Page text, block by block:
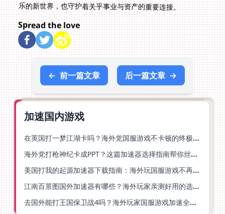
乐的新世界，也守护着关乎事业与资产的重要连接。
Spread the love
← 前一篇文章 后一篇文章 →
加速国内游戏
在英国打一梦江湖卡吗？海外党国服游戏不卡顿的终极解法
海外党打枪神纪卡成PPT？这篇加速器选择指南帮你丝滑上分
美国打我的起源加速器下载指南：海外玩国服游戏不再卡的终极方案
江南百景图国外加速器有哪些？海外玩家亲测好用的选择与避坑指南
去国外能打王国保卫战4吗？海外玩家国服游戏加速全攻略（附公主连结幻想江湖实测）